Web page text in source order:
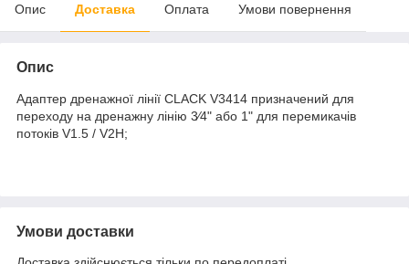
Опис Доставка Оплата Умови повернення
Опис
Адаптер дренажної лінії CLACK V3414 призначений для
переходу на дренажну лінію 3⁄4" або 1" для перемикачів
потоків V1.5 / V2H;
Умови доставки